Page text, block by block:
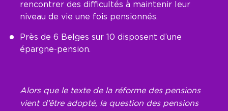
rencontrer des difficultés à maintenir leur
niveau de vie une fois pensionnés.
Près de 6 Belges sur 10 disposent d’une
épargne-pension.
Alors que le texte de la réforme des pensions
vient d’être adopté, la question des pensions